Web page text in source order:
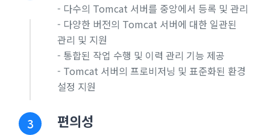
- 다수의 Tomcat 서버를 중앙에서 등록 및 관리
- 다양한 버전의 Tomcat 서버에 대한 일관된
관리 및 지원
- 통합된 작업 수행 및 이력 관리 기능 제공
- Tomcat 서버의 프로비저닝 및 표준화된 환경
설정 지원
3 편의성